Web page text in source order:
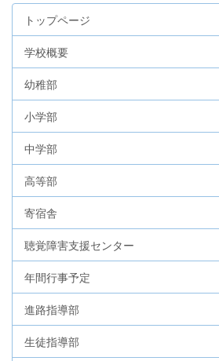
トップページ
学校概要
幼稚部
小学部
中学部
高等部
寄宿舎
聴覚障害支援センター
年間行事予定
進路指導部
生徒指導部